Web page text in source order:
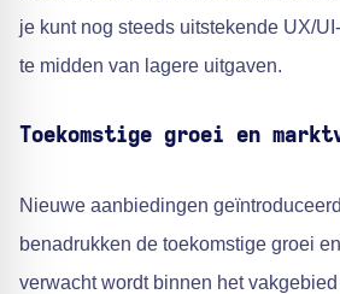
je kunt nog steeds uitstekende UX/
te midden van lagere uitgaven.
Toekomstige groei en
Nieuwe aanbiedingen
benadrukken de toekomstige groei
verwacht wordt binnen het